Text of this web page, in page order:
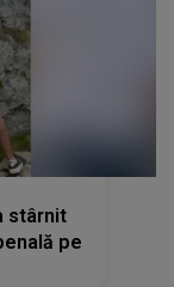
stârnit
pe